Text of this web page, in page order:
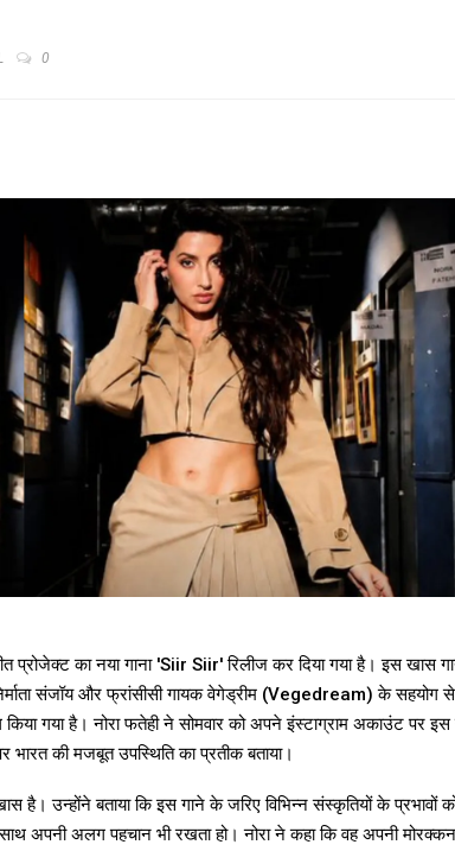
0
प्रोजेक्ट का नया गाना 'Siir Siir' रिलीज कर दिया गया है। इस खास
संजॉय और फ्रांसीसी गायक वेगेड्रीम (Vegedream) के सहयोग से
गया है। नोरा फतेही ने सोमवार को अपने इंस्टाग्राम अकाउंट पर इस
की मजबूत उपस्थिति का प्रतीक बताया।
है। उन्होंने बताया कि इस गाने के जरिए विभिन्न संस्कृतियों के
अपनी अलग पहचान भी रखता हो। नोरा ने कहा कि वह अपनी